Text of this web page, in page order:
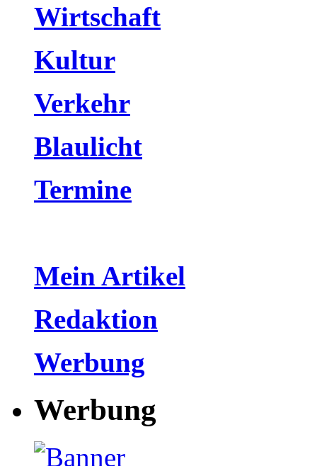
Wirtschaft
Kultur
Verkehr
Blaulicht
Termine
Mein Artikel
Redaktion
Werbung
Werbung